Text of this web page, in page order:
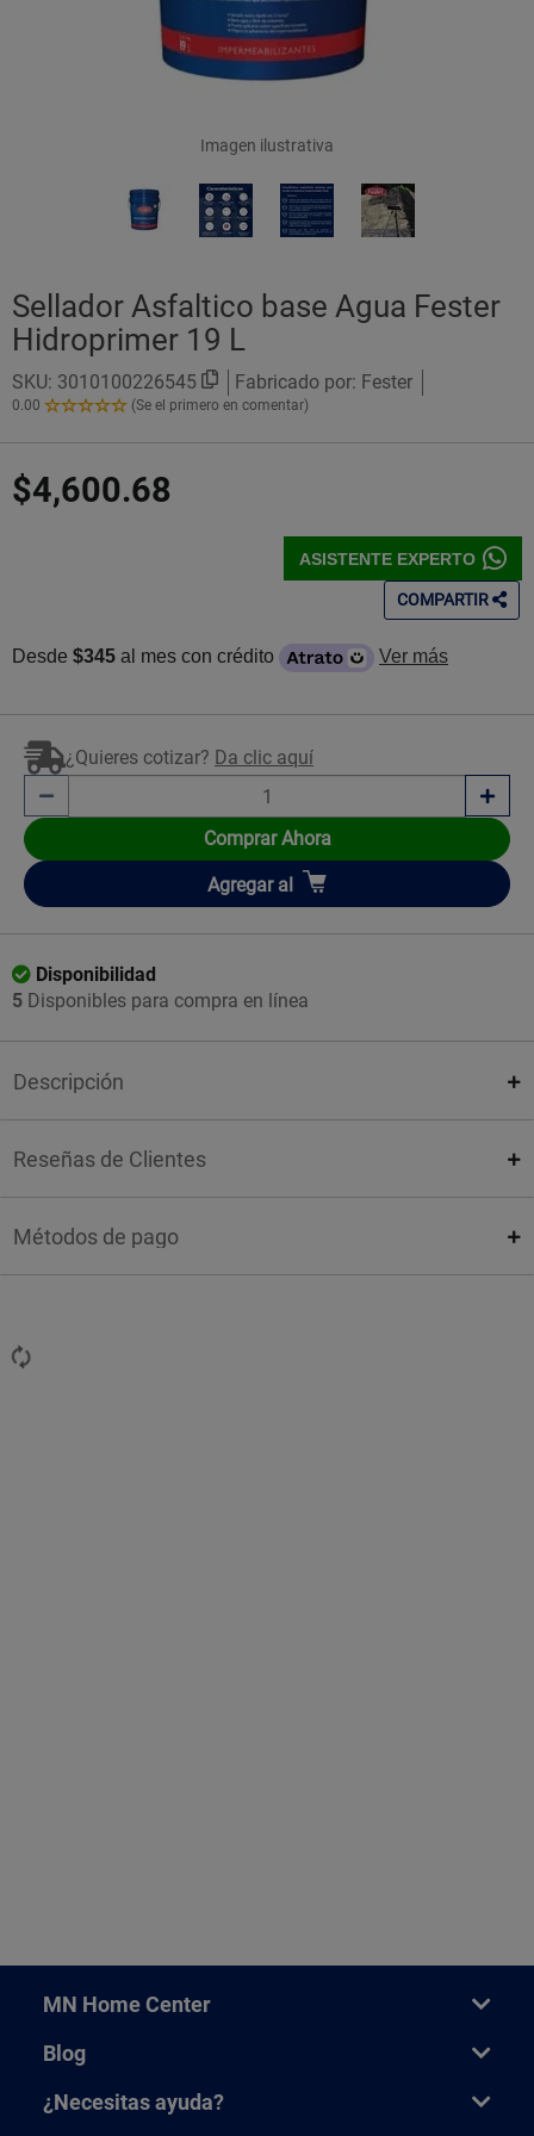
Imagen ilustrativa
Sellador Asfaltico base Agua Fester
Hidroprimer 19 L
SKU: 3010100226545 Fabricado por: Fester
0.00
0.00
Estrellas!
(Se el primero en comentar)
$4,600.68
ASISTENTE EXPERTO
COMPARTIR
Desde $345 al mes con crédito Ver más
¿Quieres cotizar? Da clic aquí
Comprar Ahora
Añadir
Agregar al
Disponibilidad
5 Disponibles para compra en línea
Descripción
Reseñas de Clientes
Métodos de pago
MN Home Center
Blog
¿Necesitas ayuda?